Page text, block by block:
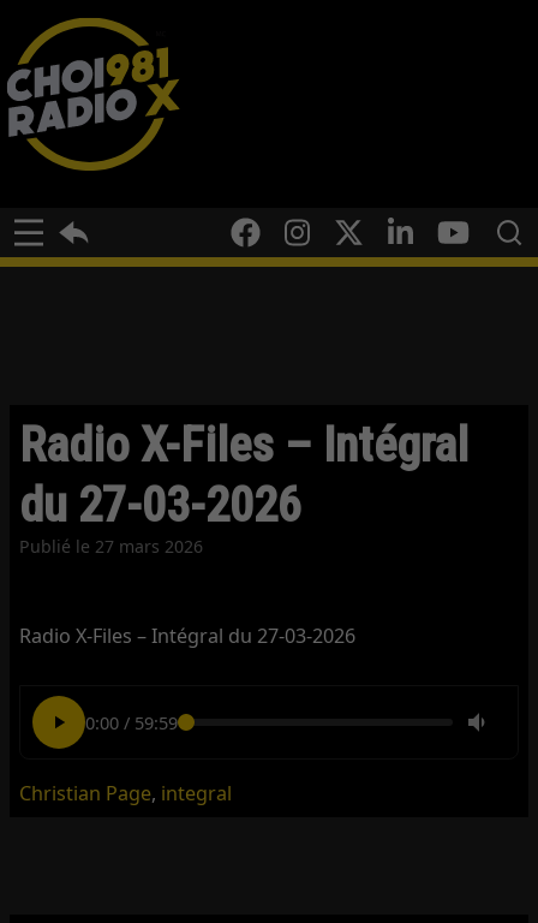
Radio X-Files – Intégral
du 27-03-2026
Publié le 27 mars 2026
Radio X-Files – Intégral du 27-03-2026
0:00/ 59:59
Christian Page, integral